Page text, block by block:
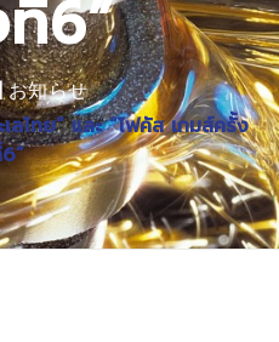
6”
お知らせ
ลไทย” และ “โฟคัส เกมส์ครั้ง